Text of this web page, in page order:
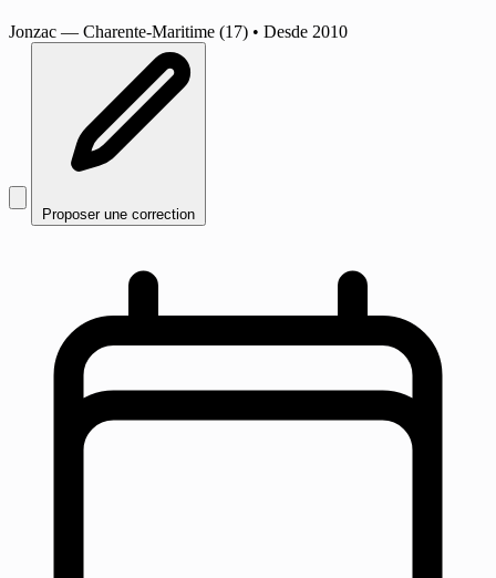
Jonzac — Charente-Maritime (17) • Desde 2010
Proposer une correction